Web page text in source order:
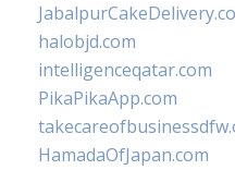
halobjd.com
intelligenceqatar.com
PikaPikaApp.com
HamadaOfJapan.com